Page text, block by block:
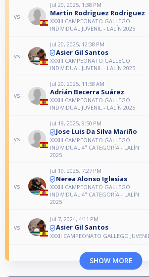
vs
Jul 20, 2025, 1:38 PM
Martin Rodriguez Rodriguez
XXXIII CAMPEONATO GALLEGO
INDIVIDUAL JUVENIL - LALÍN 2025
vs
Jul 20, 2025, 12:38 PM
Asier Gil Santos
XXXIII CAMPEONATO GALLEGO
INDIVIDUAL JUVENIL - LALÍN 2025
vs
Jul 20, 2025, 11:58 AM
Adrián Becerra Suárez
XXXIII CAMPEONATO GALLEGO
INDIVIDUAL JUVENIL - LALÍN 2025
vs
Jul 19, 2025, 9:50 PM
Jose Luis Da Silva Mariño
XXXIII CAMPEONATO GALLEGO
INDIVIDUAL 4ª CATEGORÍA - LALÍN
2025
vs
Jul 19, 2025, 7:27 PM
Nerea Alonso Iglesias
XXXIII CAMPEONATO GALLEGO
INDIVIDUAL 4ª CATEGORÍA - LALÍN
2025
vs
Jul 7, 2024, 4:11 PM
Asier Gil Santos
XXXII CAMPEONATO GALLEGO JUVENIL
SHOW MORE